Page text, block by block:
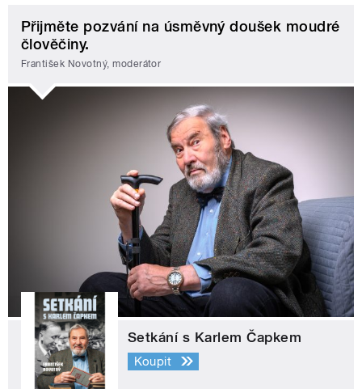
Přijměte pozvání na úsměvný doušek moudré
člověčiny.
František Novotný, moderátor
Setkání s Karlem Čapkem
Koupit